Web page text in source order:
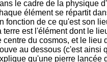
le cadre de la physique d'
élément se répartit
fonction de ce qu'est son
terre est l'élément dont le
centre du cosmos, et le lieu
au dessous (c'est ainsi
qu'une pierre lancée